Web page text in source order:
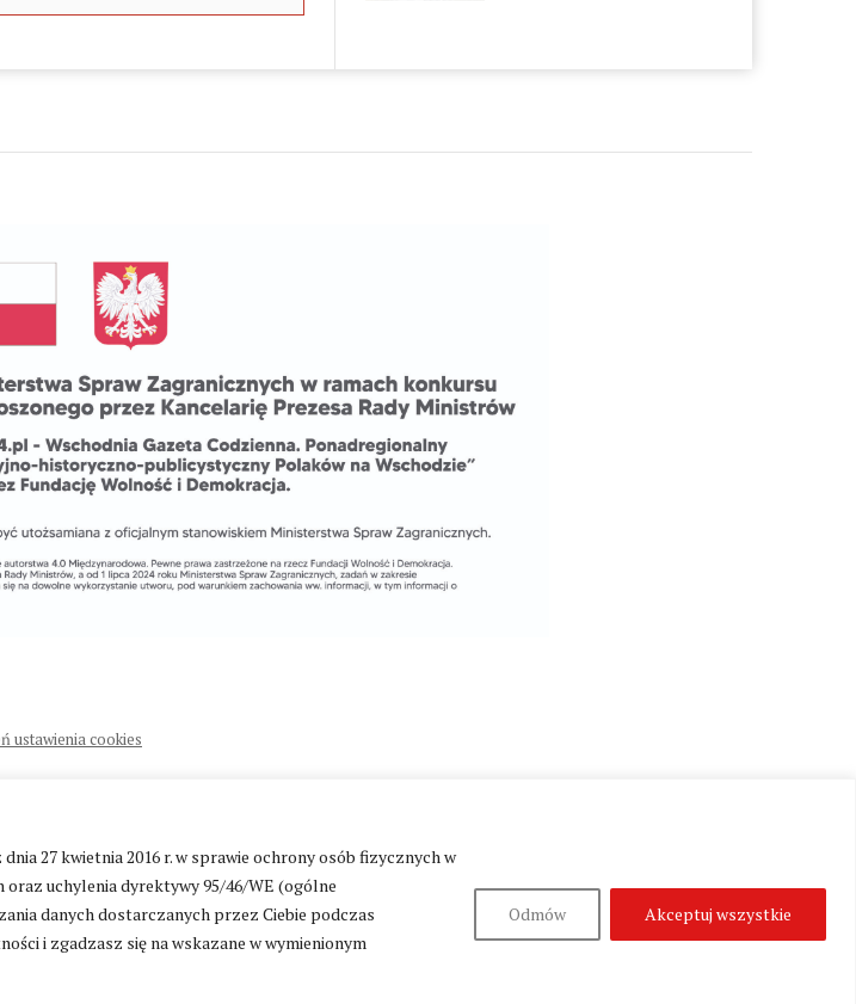
27 kwietnia 2016 r. w sprawie ochrony osób fizycznych w
uchylenia dyrektywy 95/46/WE (ogólne
danych dostarczanych przez Ciebie podczas
i zgadzasz się na wskazane w wymienionym
Odmów Akceptuj wszystkie
ustawienia cookies